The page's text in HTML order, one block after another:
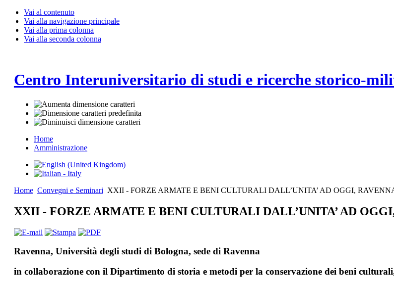
Vai al contenuto
Vai alla navigazione principale
Vai alla prima colonna
Vai alla seconda colonna
Centro Interuniversitario di studi e ricerche storico-
Home
Amministrazione
Home Convegni e Seminari XXII - FORZE ARMATE E BENI CULTURALI DALL’UNITA’ AD OGGI,
XXII - FORZE ARMATE E BENI CULTURALI DALL’UNITA’ AD
Ravenna, Università degli studi di Bologna, sede di Ravenna
in collaborazione con il Dipartimento di storia e metodi per la conservazione dei beni